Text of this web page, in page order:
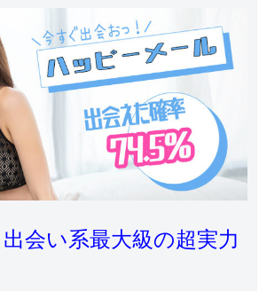
会い系最大級の超実力